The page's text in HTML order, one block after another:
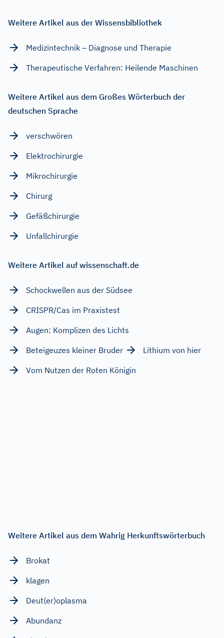
Weitere Artikel aus der Wissensbibliothek
Medizintechnik – Diagnose und Therapie
Therapeutische Verfahren: Heilende Maschinen
Weitere Artikel aus dem Großes Wörterbuch der
deutschen Sprache
verschwören
Elektrochirurgie
Mikrochirurgie
Chirurg
Gefäßchirurgie
Unfallchirurgie
Weitere Artikel auf wissenschaft.de
Schockwellen aus der Südsee
CRISPR/Cas im Praxistest
Augen: Komplizen des Lichts
Beteigeuzes kleiner Bruder
Lithium von hier
Vom Nutzen der Roten Königin
Weitere Artikel aus dem Wahrig Herkunftswörterbuch
Brokat
klagen
Deut(er)oplasma
Abundanz